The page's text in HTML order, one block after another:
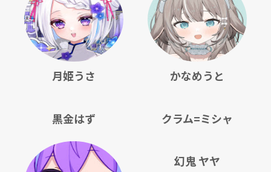
月姫うさ かなめうと
黒金はず クラム=ミシャ
幻鬼 ヤヤ